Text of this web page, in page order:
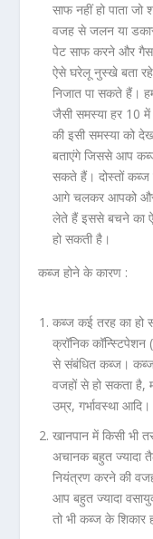
साफ नहीं हो पाता जो
वजह से जलन या
पेट साफ करने और गैस
ऐसे घरेलू नुस्खे बता
निजात पा सकते हैं।
जैसी समस्या हर 10 में
की इसी समस्या को
बताएंगे जिससे आप
सकते हैं। दोस्तों कब्ज
आगे चलकर आपको और
लेते हैं इससे बचने का
हो सकती है।
कब्ज होने के कारण :
कब्ज कई तरह का हो
क्रॉनिक कॉन्स्टिपेशन
से संबंधित कब्ज। कब्ज
वजहों से हो सकता है,
उम्र, गर्भावस्था आदि।
खानपान में किसी भी
अचानक बहुत ज्यादा
नियंत्रण करने की
आप बहुत ज्यादा
तो भी कब्ज के शिकार